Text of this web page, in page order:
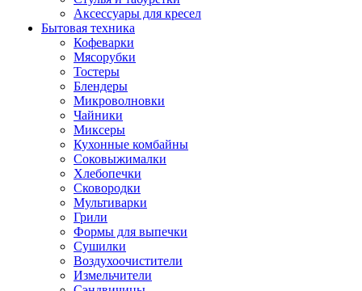
Аксессуары для кресел
Бытовая техника
Кофеварки
Мясорубки
Тостеры
Блендеры
Микроволновки
Чайники
Миксеры
Кухонные комбайны
Соковыжималки
Хлебопечки
Сковородки
Мультиварки
Грили
Формы для выпечки
Сушилки
Воздухоочистители
Измельчители